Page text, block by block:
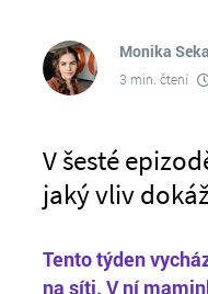
Monika
3 min. čtení
V šesté
jaký vliv
Tento týden
na síti. V ní